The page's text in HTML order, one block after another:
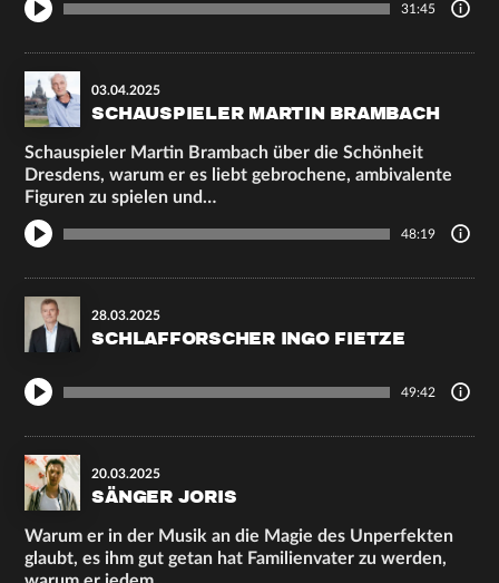
31:45
03.04.2025
SCHAUSPIELER MARTIN BRAMBACH
Schauspieler Martin Brambach über die Schönheit
Dresdens, warum er es liebt gebrochene, ambivalente
Figuren zu spielen und…
48:19
28.03.2025
SCHLAFFORSCHER INGO FIETZE
49:42
20.03.2025
SÄNGER JORIS
Warum er in der Musik an die Magie des Unperfekten
glaubt, es ihm gut getan hat Familienvater zu werden,